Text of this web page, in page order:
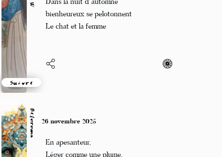
Suivre
Dans la nuit d´automne
bienheureux se pelotonnent
Beloroma
En apesanteur,